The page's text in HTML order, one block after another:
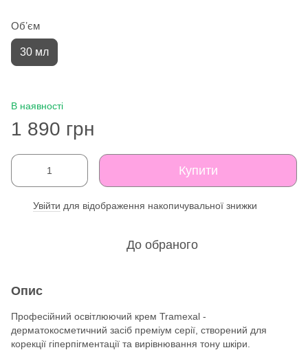
Обʼєм
30 мл
В наявності
1 890 грн
Купити
Увійти для відображення накопичувальної знижки
До обраного
Опис
Професійний освітлюючий крем Tramexal -
дерматокосметичний засіб преміум серії, створений для
корекції гіперпігментації та вирівнювання тону шкіри.